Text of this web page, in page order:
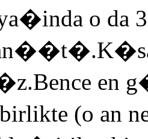
o da
en
(o an